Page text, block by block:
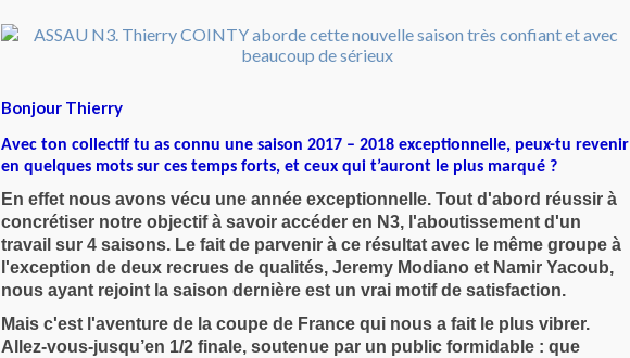
Bonjour Thierry
Avec ton collectif tu as connu une saison 2017 – 2018 exceptionnelle, peux-tu revenir
en quelques mots sur ces temps forts, et ceux qui t’auront le plus marqué ?
En effet nous avons vécu une année exceptionnelle. Tout d'abord réussir à
concrétiser notre objectif à savoir accéder en N3, l'aboutissement d'un
travail sur 4 saisons. Le fait de parvenir à ce résultat avec le même groupe à
l'exception de deux recrues de qualités, Jeremy Modiano et Namir Yacoub,
nous ayant rejoint la saison dernière est un vrai motif de satisfaction.
Mais c'est l'aventure de la coupe de France qui nous a fait le plus vibrer.
Allez-vous-jusqu’en 1/2 finale, soutenue par un public formidable : que